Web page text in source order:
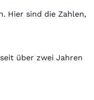
Hier sind die Zahlen,
über zwei Jahren